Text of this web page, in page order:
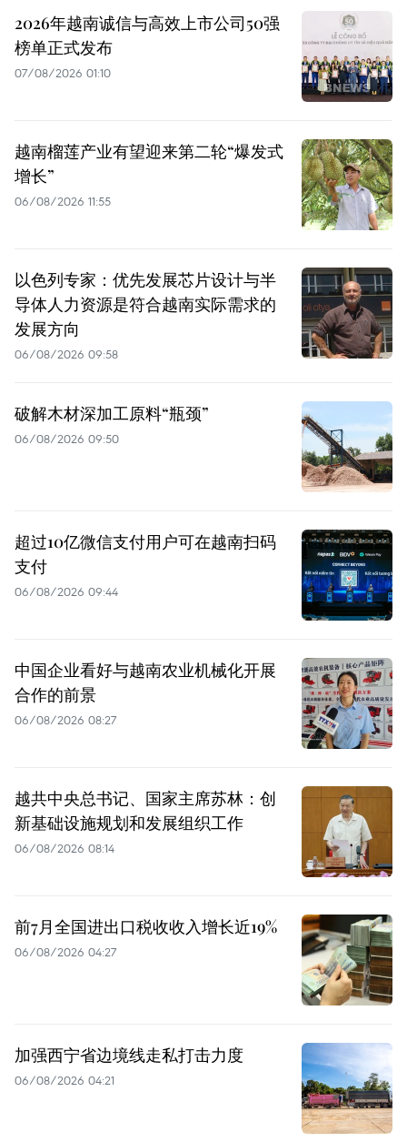
2026年越南诚信与高效上市公司50强
榜单正式发布
07/08/2026 01:10
越南榴莲产业有望迎来第二轮“爆发式
增长”
06/08/2026 11:55
以色列专家：优先发展芯片设计与半
导体人力资源是符合越南实际需求的
发展方向
06/08/2026 09:58
破解木材深加工原料“瓶颈”
06/08/2026 09:50
超过10亿微信支付用户可在越南扫码
支付
06/08/2026 09:44
中国企业看好与越南农业机械化开展
合作的前景
06/08/2026 08:27
越共中央总书记、国家主席苏林：创
新基础设施规划和发展组织工作
06/08/2026 08:14
前7月全国进出口税收收入增长近19%
06/08/2026 04:27
加强西宁省边境线走私打击力度
06/08/2026 04:21